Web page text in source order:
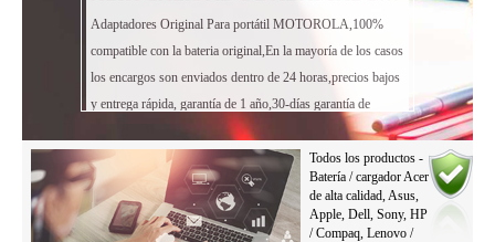
Adaptadores Original Para portátil MOTOROLA,100%
compatible con la bateria original,En la mayoría de los casos
los encargos son enviados dentro de 24 horas,precios bajos
y entrega rápida, garantía de 1 año,30-días garantía de
Todos los productos -
Batería / cargador Acer
de alta calidad, Asus,
Apple, Dell, Sony, HP
/ Compaq, Lenovo /